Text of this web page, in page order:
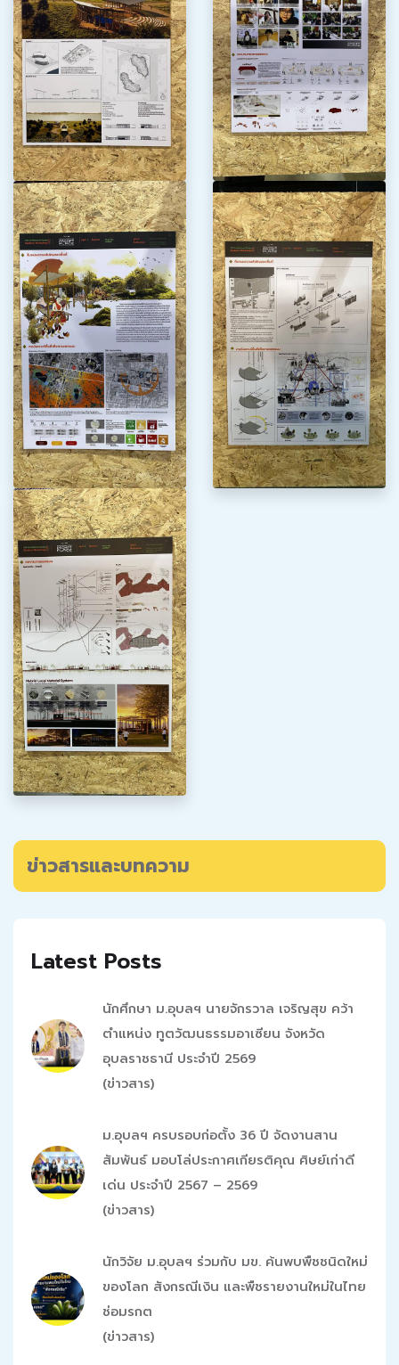
ข่าวสารและบทความ
Latest Posts
นักศึกษา ม.อุบลฯ นายจักรวาล เจริญสุข คว้า
ตำแหน่ง ทูตวัฒนธรรมอาเซียน จังหวัด
อุบลราชธานี ประจำปี 2569
(ข่าวสาร)
ม.อุบลฯ ครบรอบก่อตั้ง 36 ปี จัดงานสาน
สัมพันธ์ มอบโล่ประกาศเกียรติคุณ ศิษย์เก่าดี
เด่น ประจำปี 2567 – 2569
(ข่าวสาร)
นักวิจัย ม.อุบลฯ ร่วมกับ มข. ค้นพบพืชชนิดใหม่
ของโลก สังกรณีเงิน และพืชรายงานใหม่ในไทย
ช่อมรกต
(ข่าวสาร)